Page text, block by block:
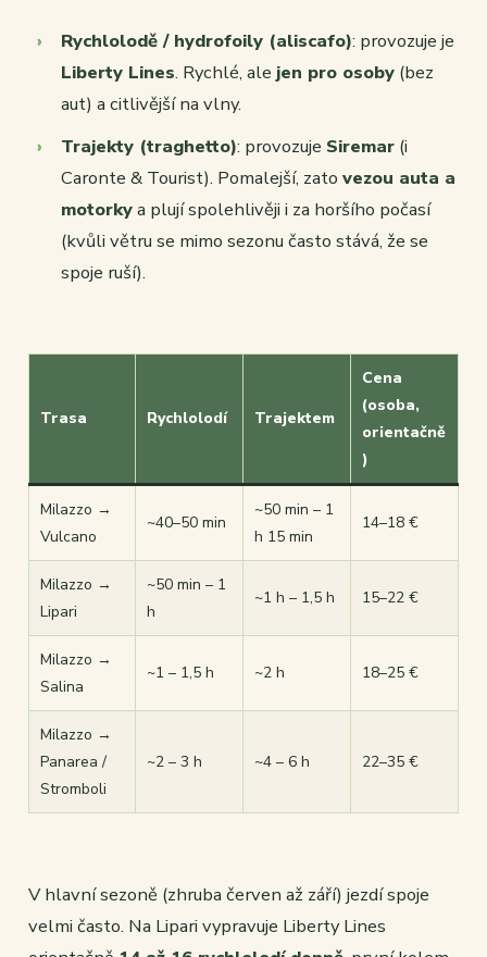
Rychlolodě / hydrofoily (aliscafo): provozuje je
Liberty Lines. Rychlé, ale jen pro osoby (bez
aut) a citlivější na vlny.
Trajekty (traghetto): provozuje Siremar (i
Caronte & Tourist). Pomalejší, zato vezou auta a
motorkya plují spolehlivěji i za horšího počasí
(kvůli větru se mimo sezonu často stává, že se
spoje ruší).
Trasa Rychlolodí Trajektem
Cena
(osoba,
orientačně
)
Milazzo →
Vulcano
~40–50 min
~50 min – 1
h 15 min
14–18 €
Milazzo →
Lipari
~50 min – 1
h
~1 h – 1,5 h 15–22 €
Milazzo →
Salina
~1 – 1,5 h ~2 h 18–25 €
Milazzo →
Panarea /
Stromboli
~2 – 3 h ~4 – 6 h 22–35 €
V hlavní sezoně (zhruba červen až září) jezdí spoje
velmi často. Na Lipari vypravuje Liberty Lines